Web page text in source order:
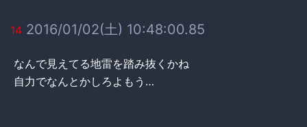
14 2016/01/02(土) 10:48:00.85
なんで見えてる地雷を踏み抜くかね
自力でなんとかしろよもう…